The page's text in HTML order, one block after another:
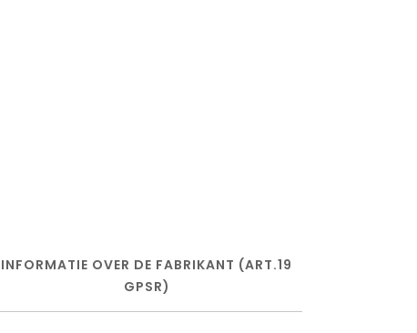
INFORMATIE OVER DE FABRIKANT (ART.19
GPSR)